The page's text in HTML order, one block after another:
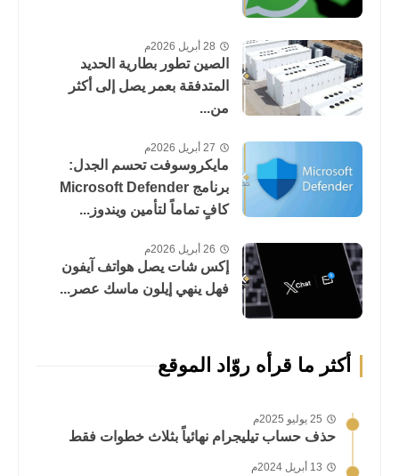
28 أبريل 2026م
الصين تطور بطارية الحديد
المتدفقة بعمر يصل إلى أكثر
من...
27 أبريل 2026م
مايكروسوفت تحسم الجدل:
برنامج Microsoft Defender
كافٍ تماماً لتأمين ويندوز...
26 أبريل 2026م
إكس شات يصل هواتف آيفون
فهل ينهي إيلون ماسك عصر...
أكثر ما قرأه روّاد الموقع
25 يوليو 2025م
حذف حساب تيليجرام نهائياً بثلاث خطوات فقط
13 أبريل 2024م